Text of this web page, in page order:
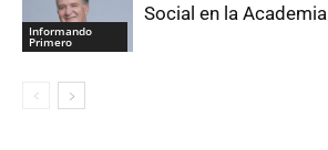
Informando
Primero
Social en la Academia